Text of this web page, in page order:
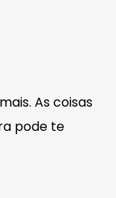
As coisas
pode te